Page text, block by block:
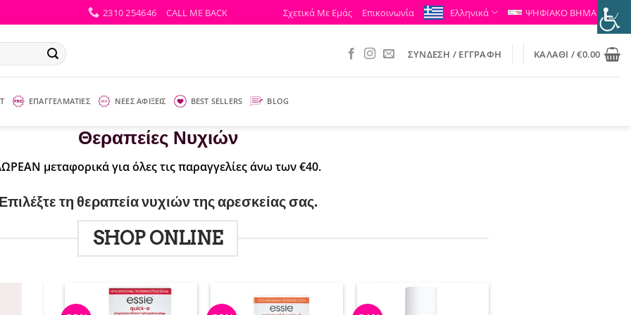
2310 254646 CALL ME BACK Σχετικά Με Εμάς Επικοινωνία Ελληνικά ΨΗΦΙΑΚΟ ΒΗΜΑ
ΣΎΝΔΕΣΗ / ΕΓΓΡΑΦΉ ΚΑΛΆΘΙ /€0.00
ΕΠΑΓΓΕΛΜΑΤΙΕΣ ΝΕΕΣ ΑΦΙΞΕΙΣ BEST SELLERS BLOG
Θεραπείες Νυχιών
μεταφορικά για όλες τις παραγγελίες άνω των €40.
Επιλέξτε τη θεραπεία νυχιών της αρεσκείας σας.
SHOP ONLINE